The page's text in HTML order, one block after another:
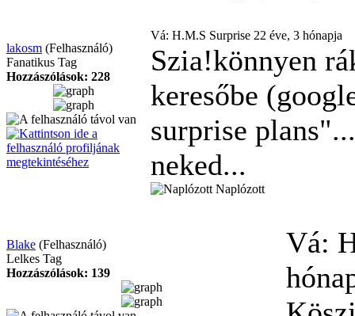
lakosm (Felhasználó)
Fanatikus Tag
Hozzászólások: 228
Vá: H.M.S Surprise 22 éve, 3 hónapja
Szia!könnyen
keresőbe
surprise
neked...
Naplózott
Blake (Felhasználó)
Lelkes Tag
Hozzászólások: 139
Vá: